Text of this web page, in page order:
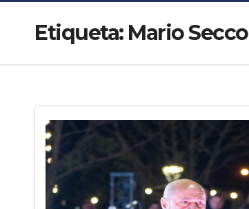
Etiqueta: Mario Secco